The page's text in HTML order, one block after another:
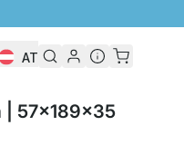
AT
| 57x189x35